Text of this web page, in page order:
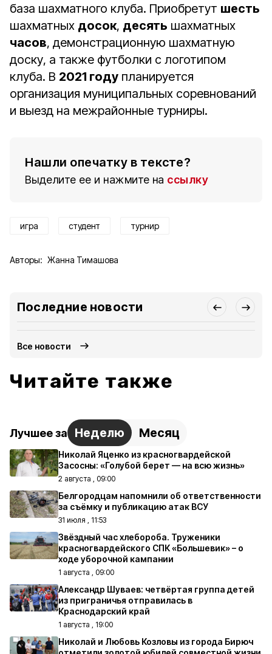
база шахматного клуба. Приобретут шесть
шахматных досок, десять шахматных
часов, демонстрационную шахматную
доску, а также футболки с логотипом
клуба. В 2021 году планируется
организация муниципальных соревнований
и выезд на межрайонные турниры.
Нашли опечатку в тексте?
Выделите ее и нажмите на ссылку
игра студент турнир
Авторы: Жанна Тимашова
Последние новости
Все новости
Читайте также
Лучшее за Неделю Месяц
Николай Яценко из красногвардейской
Засосны: «Голубой берет — на всю жизнь»
2 августа , 09:00
Белгородцам напомнили об ответственности
за съёмку и публикацию атак ВСУ
31 июля , 11:53
Звёздный час хлебороба. Труженики
красногвардейского СПК «Большевик» – о
ходе уборочной кампании
1 августа , 09:00
Александр Шуваев: четвёртая группа детей
из приграничья отправилась в
Краснодарский край
1 августа , 19:00
Николай и Любовь Козловы из города Бирюч